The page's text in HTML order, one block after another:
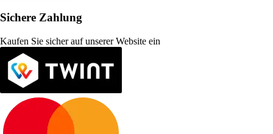
Sichere Zahlung
Kaufen Sie sicher auf unserer Website ein